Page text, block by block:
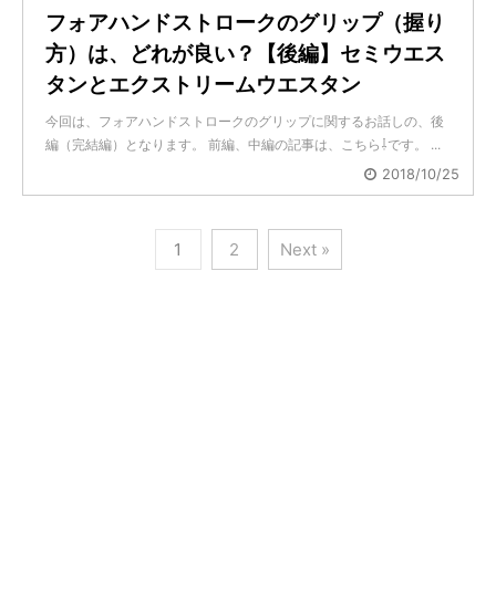
フォアハンドストロークのグリップ（握り
方）は、どれが良い？【後編】セミウエス
タンとエクストリームウエスタン
今回は、フォアハンドストロークのグリップに関するお話しの、後
編（完結編）となります。 前編、中編の記事は、こちら⇩です。 ...
2018/10/25
1 2 Next »